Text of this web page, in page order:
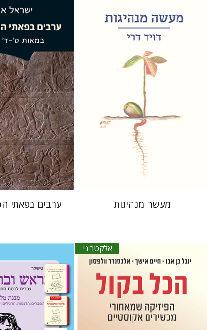
דויד דרי
הנחת אתר ספר מודפס
$31
$28
מעשה מנהיגות
ישראל אפעל
הנחת אתר
$42
ערבים בפאתי
אלקטרוני
יובל בן-אבו חיים אישך
אלכסנדר
עטרת ירדן-ברק